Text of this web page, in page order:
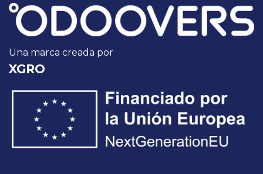
Una marca creada por
XGRO